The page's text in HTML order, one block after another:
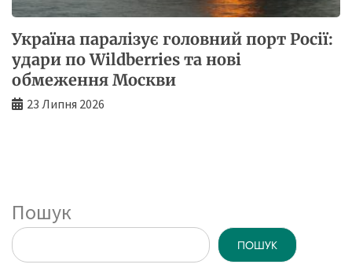
Україна паралізує головний порт Росії:
удари по Wildberries та нові
обмеження Москви
23 Липня 2026
Пошук
ПОШУК